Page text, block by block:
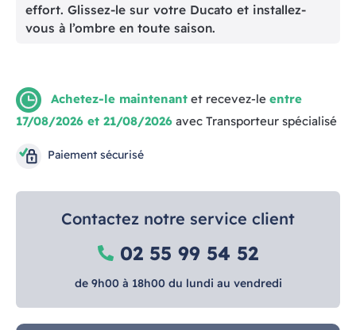
effort. Glissez-le sur votre Ducato et installez-
vous à l’ombre en toute saison.
Achetez-le maintenant et recevez-le entre
17/08/2026 et 21/08/2026 avec Transporteur spécialisé
Paiement sécurisé
Contactez notre service client
02 55 99 54 52
de 9h00 à 18h00 du lundi au vendredi